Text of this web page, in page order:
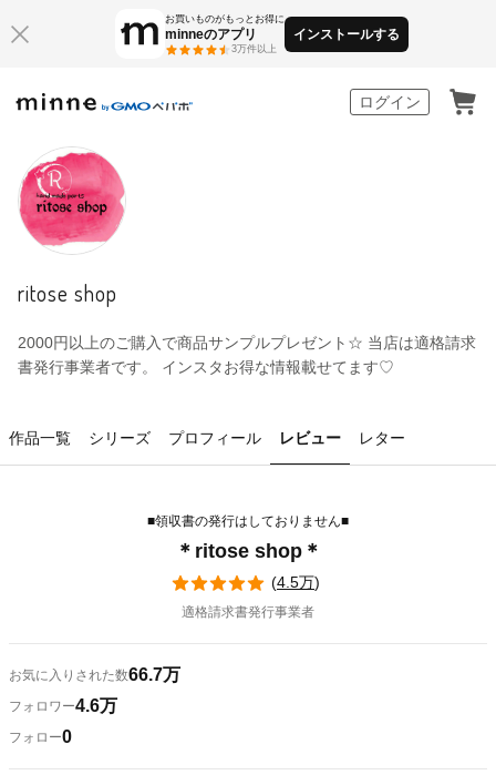
お買いものがもっとお得に
minneのアプリ
3万件以上
インストールする
ログイン
ritose shop
2000円以上のご購入で商品サンプルプレゼント☆ 当店は適格請求
書発行事業者です。 インスタお得な情報載せてます♡
作品一覧 シリーズ プロフィール レビュー レター
■領収書の発行はしておりません■
＊ritose shop＊
(4.5万)
適格請求書発行事業者
お気に入りされた数66.7万
フォロワー4.6万
フォロー0